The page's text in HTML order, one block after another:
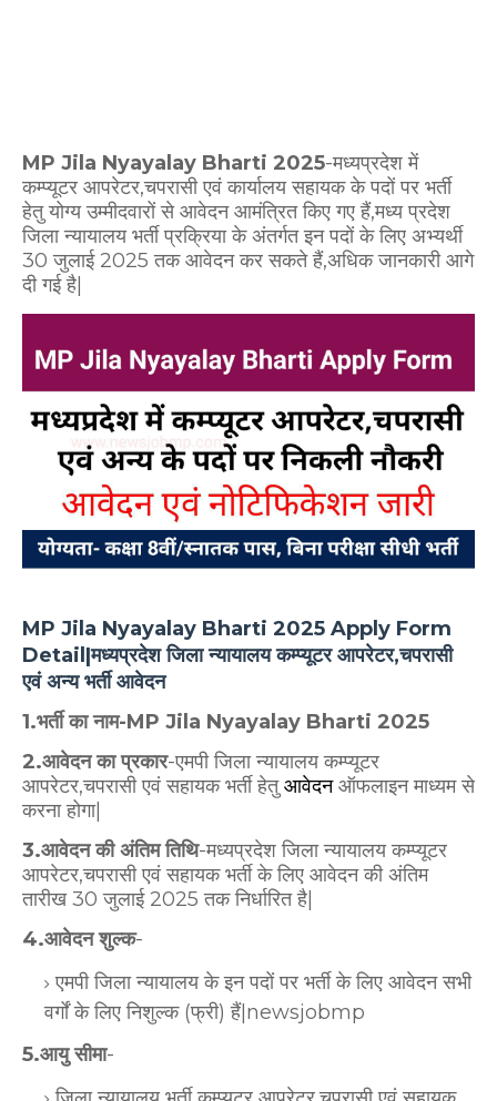
MP Jila Nyayalay Bharti 2025-मध्यप्रदेश में
कम्प्यूटर आपरेटर,चपरासी एवं कार्यालय सहायक के पदों पर भर्ती
हेतु योग्य उम्मीदवारों से आवेदन आमंत्रित किए गए हैं,मध्य प्रदेश
जिला न्यायालय भर्ती प्रक्रिया के अंतर्गत इन पदों के लिए अभ्यर्थी
30 जुलाई 2025 तक आवेदन कर सकते हैं,अधिक जानकारी आगे
दी गई है|
MP Jila Nyayalay Bharti 2025 Apply Form
Detail|मध्यप्रदेश जिला न्यायालय कम्प्यूटर आपरेटर,चपरासी
एवं अन्य भर्ती आवेदन
1.भर्ती का नाम-MP Jila Nyayalay Bharti 2025
2.आवेदन का प्रकार-एमपी जिला न्यायालय कम्प्यूटर
आपरेटर,चपरासी एवं सहायक भर्ती हेतुआवेदनऑफलाइन माध्यम से
करना होगा|
3.आवेदन की अंतिम तिथि-मध्यप्रदेश जिला न्यायालय कम्प्यूटर
आपरेटर,चपरासी एवं सहायक भर्ती के लिए आवेदन की अंतिम
तारीख 30 जुलाई 2025 तक निर्धारित है|
4.आवेदन शुल्क-
एमपी जिला न्यायालय के इन पदों पर भर्ती के लिए आवेदन सभी
वर्गों के लिए निशुल्क (फ्री) हैं|newsjobmp
5.आयु सीमा-